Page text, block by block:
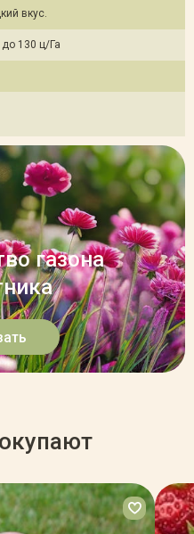
вкус.
до 130 ц/Га
газона